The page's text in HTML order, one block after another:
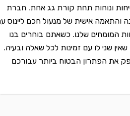
תחת קורת גג אחת. חברת
אישית של מנעול חכם ליינוס עם
שלנו. כשאתם בוחרים בנו
לו עם זמינות לכל שאלה ובעיה.
הפתרון הבטוח ביותר עבורכם